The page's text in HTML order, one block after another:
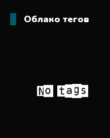
Облако тегов